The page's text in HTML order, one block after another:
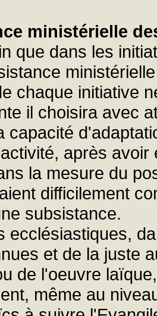
ministérielle
que dans les
chaque initiative
il choisira avec
capacité
après
la mesure du
difficilement
subsistance.
ecclésiastiques,
et de la juste
de l'oeuvre
même au